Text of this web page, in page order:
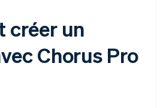
créer un
Chorus Pro